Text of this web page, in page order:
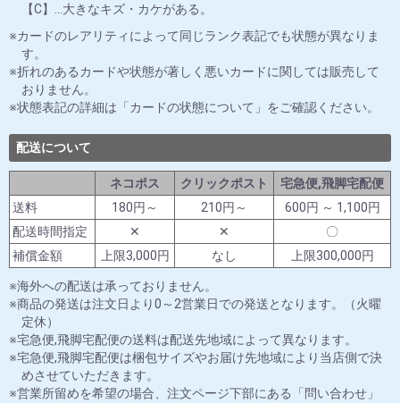
【C】…大きなキズ・カケがある。
カードのレアリティによって同じランク表記でも状態が異なりま
す。
折れのあるカードや状態が著しく悪いカードに関しては販売して
おりません。
状態表記の詳細は「カードの状態について」をご確認ください。
配送について
ネコポス クリックポスト
宅急便,飛脚宅配便
送料
180円～ 210円～
600円 ～ 1,100円
配送時間指定
✕ ✕
〇
補償金額
上限3,000円 なし 上限300,000円
海外への配送は承っておりません。
商品の発送は注文日より0～2営業日での発送となります。（火曜
定休）
宅急便,飛脚宅配便の送料は配送先地域によって異なります。
宅急便,飛脚宅配便は梱包サイズやお届け先地域により当店側で決
めさせていただきます。
営業所留めを希望の場合、注文ページ下部にある「問い合わせ」